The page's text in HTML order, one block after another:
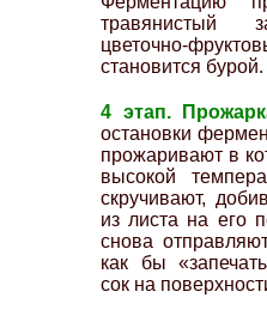
травянистый
цветочно-
становится бурой.
4 этап.
остановки
прожаривают в
высокой
скручивают,
из листа на его
снова
как бы
сок на